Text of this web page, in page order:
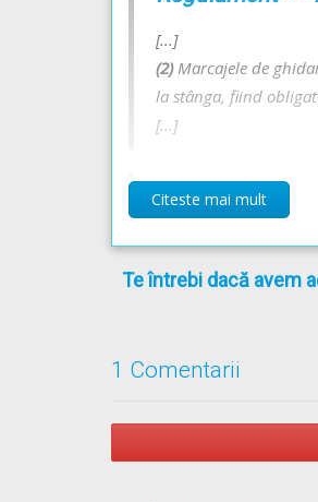
[...]
(2)Marcajele de
la stânga, fiind
[...]
Regulament** -
(1)În situaţiile în care
iar dacă există un
[...]
Citeste mai mult
Te întrebi dacă avem
1 Comentarii